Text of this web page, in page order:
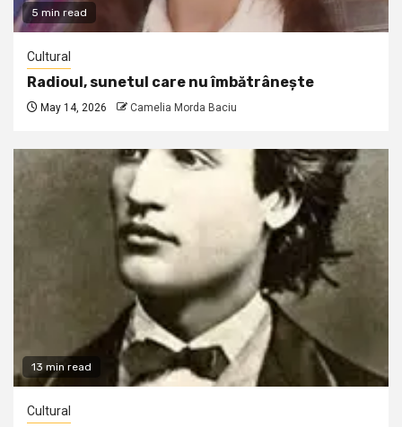
5 min read
Cultural
Radioul, sunetul care nu îmbătrânește
May 14, 2026 Camelia Morda Baciu
13 min read
Cultural